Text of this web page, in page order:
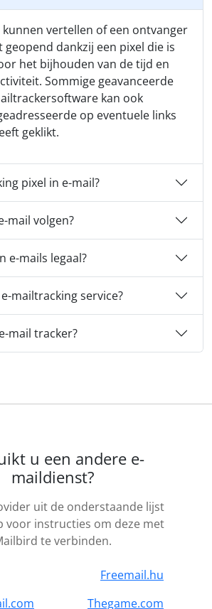
vertellen of een ontvanger
geopend dankzij een pixel die is
het bijhouden van de tijd en
Sommige geavanceerde
kan ook
op eventuele links
geklikt.
pixel in e-mail?
mail volgen?
e-mails legaal?
mailtracking service?
mail tracker?
u een andere e-
maildienst?
uit de onderstaande lijst
voor instructies om deze met
te verbinden.
Freemail.hu
Thegame.com